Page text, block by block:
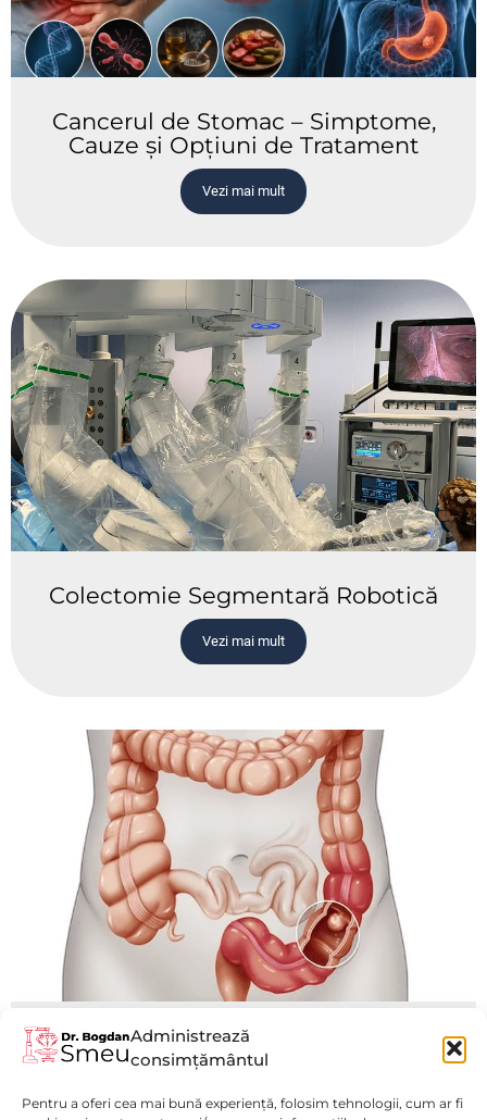
Administrează
consimțământul
Pentru a oferi cea mai bună experiență, folosim tehnologii, cum ar fi
Cancerul de Stomac – Simptome,
Cauze și Opțiuni de Tratament
Vezi mai mult
Colectomie Segmentară Robotică
Vezi mai mult
Chirurgie Colorectala
Laparoscopică
Vezi mai mult